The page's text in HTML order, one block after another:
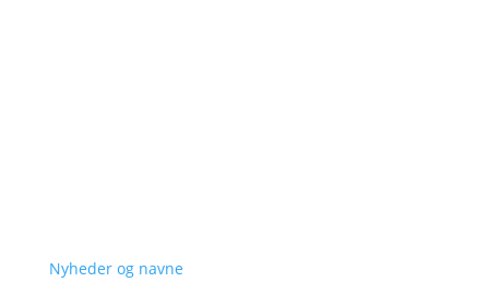
Nyheder og navne